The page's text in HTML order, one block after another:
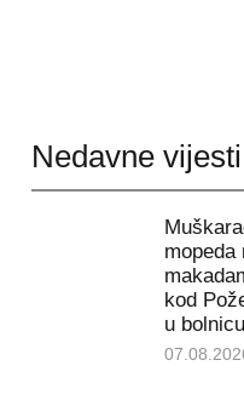
Nedavne vijesti
mopeda
kod
u bolnicu